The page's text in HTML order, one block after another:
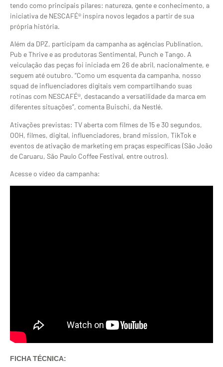
tendo como principais pilares: natureza, gente e conhecimento, a
iniciativa de NESCAFÉ®️ inspira novos legados a partir de sua
própria história.
Além da DPZ, participam da campanha as agências Publination,
Pub e Thrive e as produtoras Sentimental, Punch e Tango. A
veiculação das peças foi iniciada em 26 de abril, nacionalmente, e
seguem até outubro. “Como um esquenta da campanha, nosso
squad de influenciadores digitais vem compartilhando suas
rotinas com NESCAFÉ®, destacando a versatilidade da marca em
diferentes situações”, comenta Buischi, da Nestlé.
Ativações previstas: TV aberta com filmes de 15 e 30 segundos,
OOH, filmes, digital, influenciadores, brand mission, TikTok e
eventos de ativação de marketing em praças específicas (São João
de Caruaru, São Paulo Coffee Festival, entre outros).
Acesse o vídeo da campanha:
FICHA TÉCNICA: